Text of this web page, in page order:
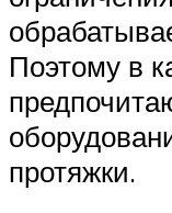
Поэтому в
протяжки.